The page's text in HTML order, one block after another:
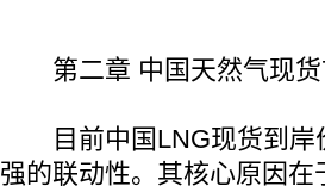
第二章 中国天然气现货
目前中国LNG现货到岸
强的联动性。其核心原因